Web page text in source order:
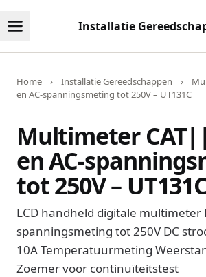
Installatie
Home › Installatie Gereedschappen ›
en AC-spanningsmeting tot 250V – UT131C
Multimeter
en AC-
tot 250V –
LCD handheld digitale multimeter
spanningsmeting tot 250V DC
10A Temperatuurmeting
Zoemer voor continuïteitstest